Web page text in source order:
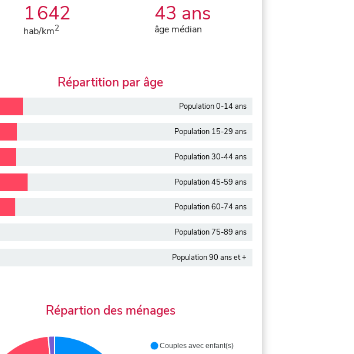
1 642
hab/km2
43 ans
âge médian
Répartition par âge
Population 0-14 ans
Population 15-29 ans
Population 30-44 ans
Population 45-59 ans
Population 60-74 ans
Population 75-89 ans
Population 90 ans et +
Répartion des ménages
Couples avec enfant(s)